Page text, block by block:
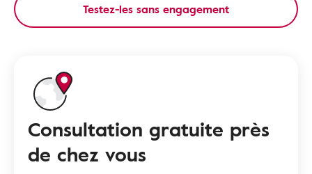
Testez-les sans engagement
Consultation gratuite près
de chez vous